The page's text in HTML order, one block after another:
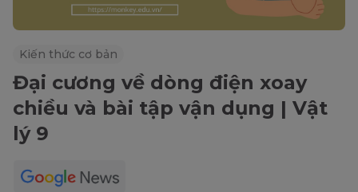
Kiến thức cơ bản
Đại cương về dòng điện xoay
chiều và bài tập vận dụng | Vật
lý 9